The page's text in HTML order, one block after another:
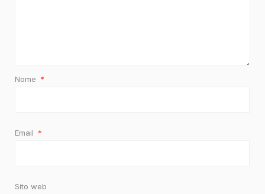
Nome *
Email *
Sito web